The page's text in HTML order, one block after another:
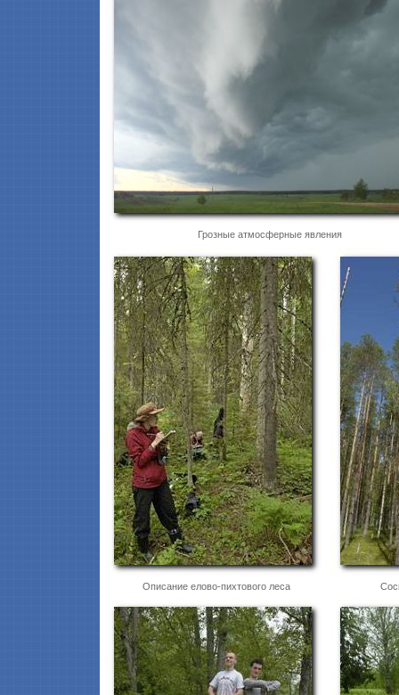
Грозные атмосферные явления
Описание елово-пихтового леса